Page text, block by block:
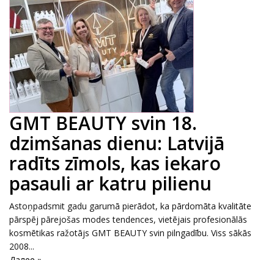
GMT BEAUTY svin 18.
dzimšanas dienu: Latvijā
radīts zīmols, kas iekaro
pasauli ar katru pilienu
Astoņpadsmit gadu garumā pierādot, ka pārdomāta kvalitāte
pārspēj pārejošas modes tendences, vietējais profesionālās
kosmētikas ražotājs GMT BEAUTY svin pilngadību. Viss sākās
2008...